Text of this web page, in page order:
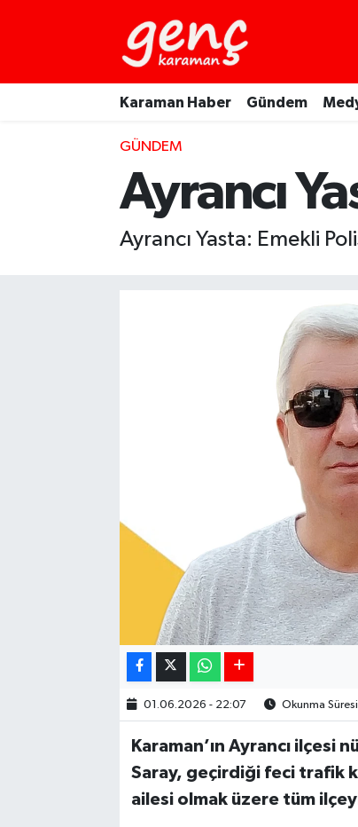
Karaman Haber Gündem
GÜNDEM
Ayrancı
Ayrancı Yasta: Emekli
01.06.2026 - 22:07 Okunma
Karaman’ın Ayrancı ilçesi
Saray, geçirdiği feci trafik
ailesi olmak üzere tüm